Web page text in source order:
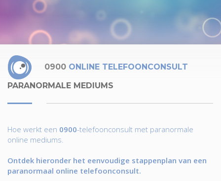
0900 ONLINE TELEFOONCONSULT
PARANORMALE MEDIUMS
Hoe werkt een 0900-telefoonconsult met paranormale
online mediums.
Ontdek hieronder het eenvoudige stappenplan van een
paranormaal online telefoonconsult.